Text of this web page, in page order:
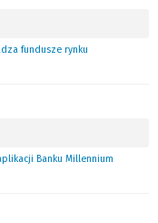
fundusze rynku
Banku Millennium